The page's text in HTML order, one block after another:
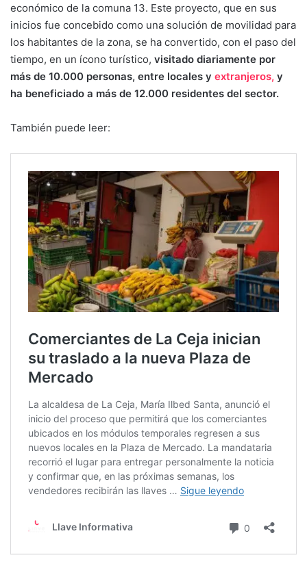
económico de la comuna 13. Este proyecto, que en sus
inicios fue concebido como una solución de movilidad para
los habitantes de la zona, se ha convertido, con el paso del
tiempo, en un ícono turístico, visitado diariamente por
más de 10.000 personas, entre locales y extranjeros, y
ha beneficiado a más de 12.000 residentes del sector.
También puede leer: